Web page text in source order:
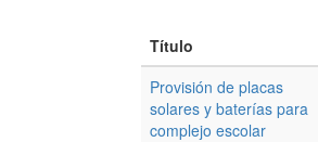
Título
Provisión de placas
solares y baterías para
complejo escolar